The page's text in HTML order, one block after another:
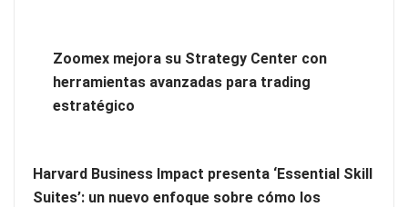
Zoomex mejora su Strategy Center con
herramientas avanzadas para trading
estratégico
Harvard Business Impact presenta ‘Essential Skill
Suites’: un nuevo enfoque sobre cómo los